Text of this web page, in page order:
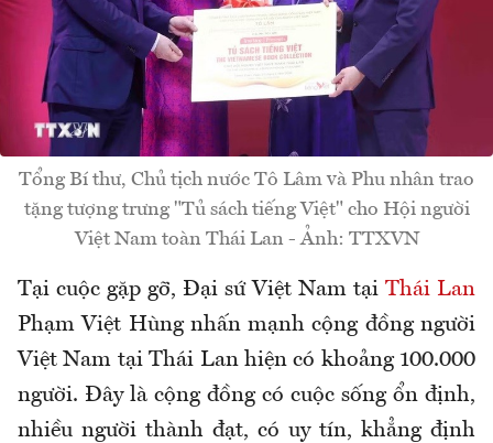
Tổng Bí thư, Chủ tịch nước Tô Lâm và Phu nhân trao
tặng tượng trưng "Tủ sách tiếng Việt" cho Hội người
Việt Nam toàn Thái Lan - Ảnh: TTXVN
Tại cuộc gặp gỡ, Đại sứ Việt Nam tại Thái Lan
Phạm Việt Hùng nhấn mạnh cộng đồng người
Việt Nam tại Thái Lan hiện có khoảng 100.000
người. Đây là cộng đồng có cuộc sống ổn định,
nhiều người thành đạt, có uy tín, khẳng định